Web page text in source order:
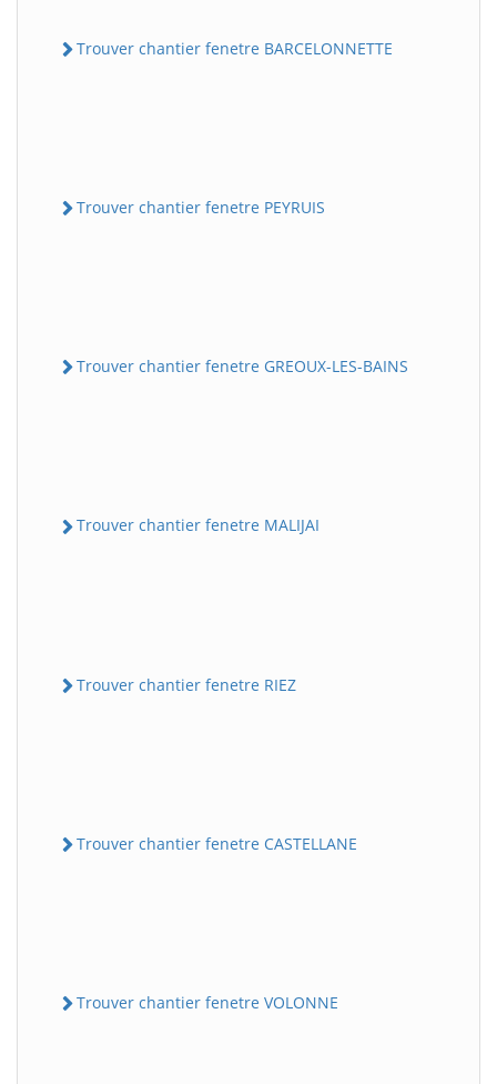
Trouver chantier fenetre BARCELONNETTE
Trouver chantier fenetre PEYRUIS
Trouver chantier fenetre GREOUX-LES-BAINS
Trouver chantier fenetre MALIJAI
Trouver chantier fenetre RIEZ
Trouver chantier fenetre CASTELLANE
Trouver chantier fenetre VOLONNE